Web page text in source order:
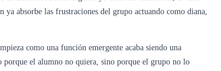
absorbe las frustraciones del grupo actuando como diana,
como una función emergente acaba siendo una
porque el alumno no quiera, sino porque el grupo no lo